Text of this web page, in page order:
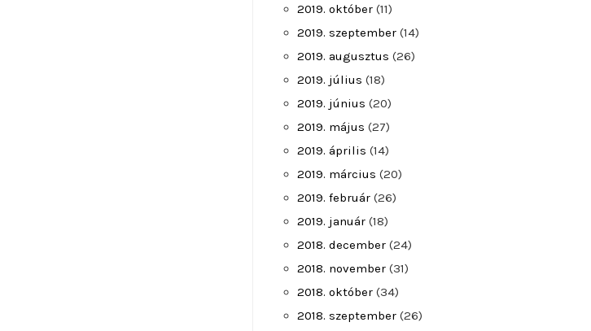
2019. október (11)
2019. szeptember (14)
2019. augusztus (26)
2019. július (18)
2019. június (20)
2019. május (27)
2019. április (14)
2019. március (20)
2019. február (26)
2019. január (18)
2018. december (24)
2018. november (31)
2018. október (34)
2018. szeptember (26)